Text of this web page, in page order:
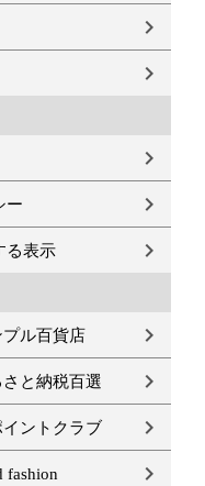
ー
る表示
ル百貨店
と納税百選
ントクラブ
fashion